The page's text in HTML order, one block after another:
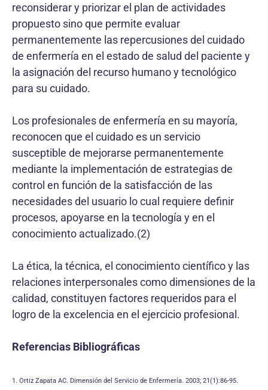
reconsiderar y priorizar el plan de actividades
propuesto sino que permite evaluar
permanentemente las repercusiones del cuidado
de enfermería en el estado de salud del paciente y
la asignación del recurso humano y tecnológico
para su cuidado.
Los profesionales de enfermería en su mayoría,
reconocen que el cuidado es un servicio
susceptible de mejorarse permanentemente
mediante la implementación de estrategias de
control en función de la satisfacción de las
necesidades del usuario lo cual requiere definir
procesos, apoyarse en la tecnología y en el
conocimiento actualizado.(2)
La ética, la técnica, el conocimiento científico y las
relaciones interpersonales como dimensiones de la
calidad, constituyen factores requeridos para el
logro de la excelencia en el ejercicio profesional.
Referencias Bibliográficas
1. Ortiz Zapata AC. Dimensión del Servicio de Enfermería. 2003; 21(1):86-95.